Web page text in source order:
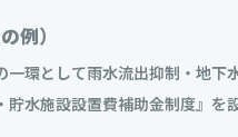
例）
一環として雨水流出抑制・地下
水施設設置費補助金制度』を